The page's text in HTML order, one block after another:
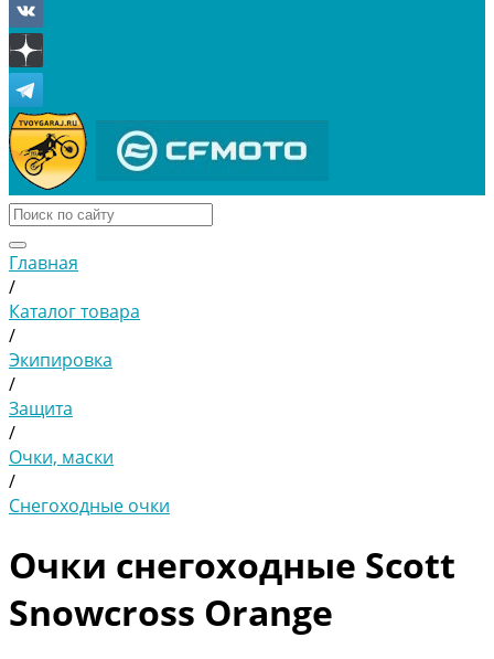
Главная
/
Каталог товара
/
Экипировка
/
Защита
/
Очки, маски
/
Снегоходные очки
Очки снегоходные Scott
Snowcross Orange